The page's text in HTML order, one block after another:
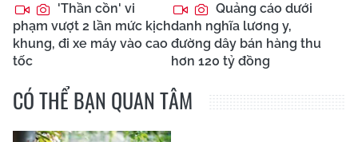
'Thần cồn' vi
phạm vượt 2 lần mức kịch
khung, đi xe máy vào cao
tốc
Quảng cáo dưới
danh nghĩa lương y,
đường dây bán hàng thu
hơn 120 tỷ đồng
CÓ THỂ BẠN QUAN TÂM